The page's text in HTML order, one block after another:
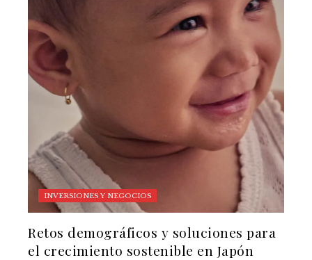
INVERSIONES Y NEGOCIOS
Retos demográficos y soluciones para
el crecimiento sostenible en Japón